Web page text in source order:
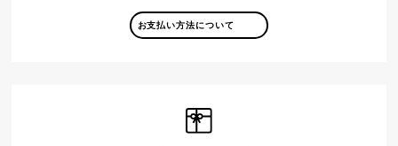
お支払い方法について